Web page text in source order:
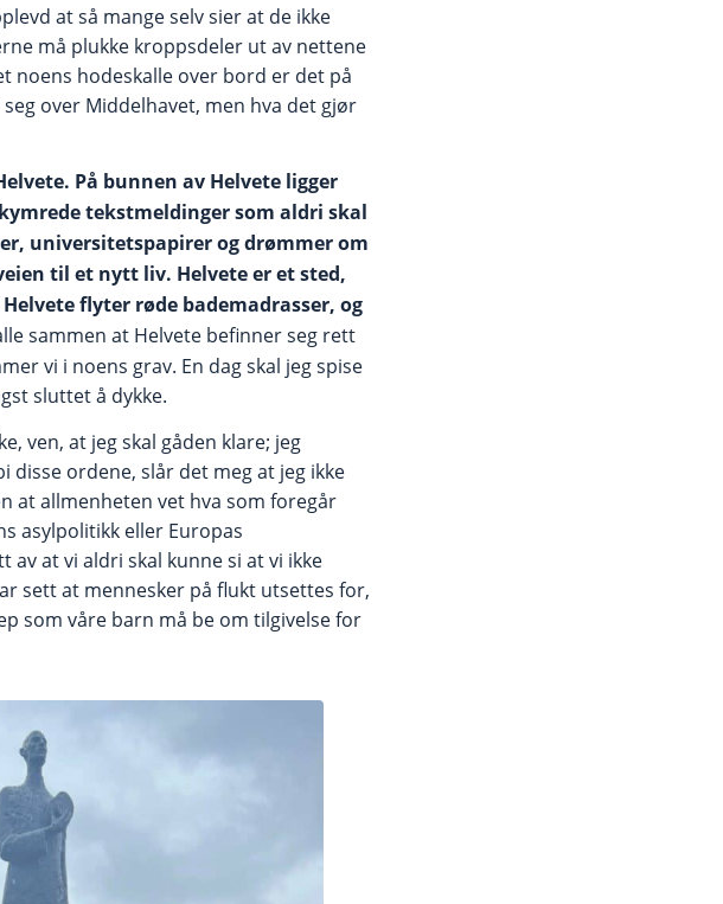
at så mange selv sier at de ikke
må plukke kroppsdeler ut av nettene
noens hodeskalle over bord er det på
over Middelhavet, men hva det gjør
På bunnen av Helvete ligger
tekstmeldinger som aldri skal
universitetspapirer og drømmer om
til et nytt liv. Helvete er et sted,
flyter røde bademadrasser, og
sammen at Helvete befinner seg rett
vi i noens grav. En dag skal jeg spise
sluttet å dykke.
ven, at jeg skal gåden klare; jeg
disse ordene, slår det meg at jeg ikke
at allmenheten vet hva som foregår
asylpolitikk eller Europas
at vi aldri skal kunne si at vi ikke
sett at mennesker på flukt utsettes for,
som våre barn må be om tilgivelse for